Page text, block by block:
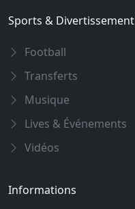
Sports & Divertissement
Football
Transferts
Musique
Lives & Événements
Vidéos
Informations